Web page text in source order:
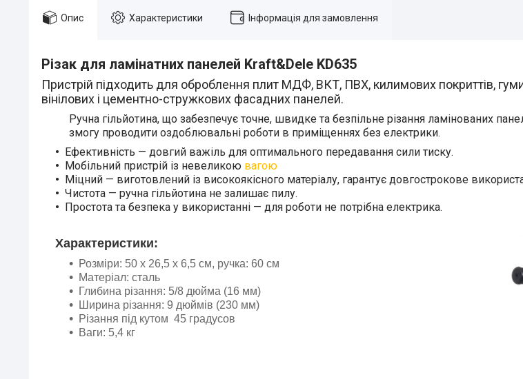
Опис Характеристики Інформація для замовлення
Різак для ламінатних панелей Kraft&Dele KD635
Пристрій підходить для оброблення плит МДФ, ВКТ, ПВХ, килимових покриттів, гуми,
вінілових і цементно-стружкових фасадних панелей.
Ручна гільйотина, що забезпечує точне, швидке та безпільне різання ламінованих
змогу проводити оздоблювальні роботи в приміщеннях без електрики.
Ефективність — довгий важіль для оптимального передавання сили тиску.
Мобільний пристрій із невеликою вагою
Міцний — виготовлений із високоякісного матеріалу, гарантує довгострокове
Чистота — ручна гільйотина не залишає пилу.
Простота та безпека у використанні — для роботи не потрібна електрика.
Характеристики:
Розміри: 50 х 26,5 х 6,5 см, ручка: 60 см
Матеріал: сталь
Глибина різання: 5/8 дюйма (16 мм)
Ширина різання: 9 дюймів (230 мм)
Різання під кутом 45 градусов
Ваги: 5,4 кг